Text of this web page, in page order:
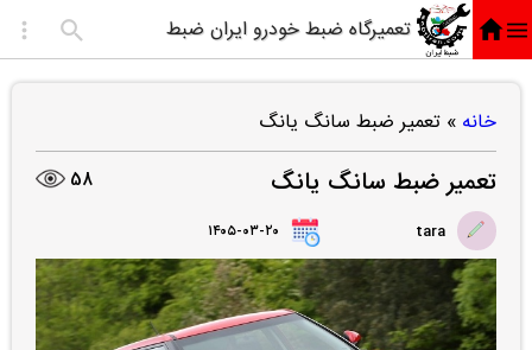
تعمیرگاه ضبط خودرو ایران ضبط
خانه » تعمیر ضبط سانگ یانگ
تعمیر ضبط سانگ یانگ 58
tara ۱۴۰۵-۰۳-۲۰